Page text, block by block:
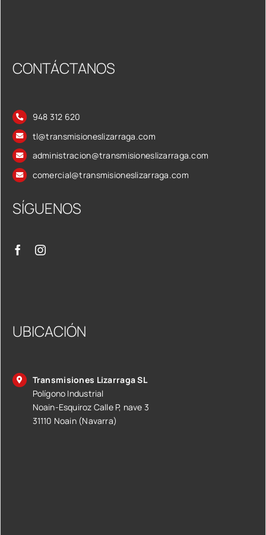
CONTÁCTANOS
948 312 620
tl@transmisioneslizarraga.com
administracion@transmisioneslizarraga.com
comercial@transmisioneslizarraga.com
SÍGUENOS
UBICACIÓN
Transmisiones Lizarraga SL
Polígono Industrial
Noain-Esquiroz Calle P, nave 3
31110 Noain (Navarra)